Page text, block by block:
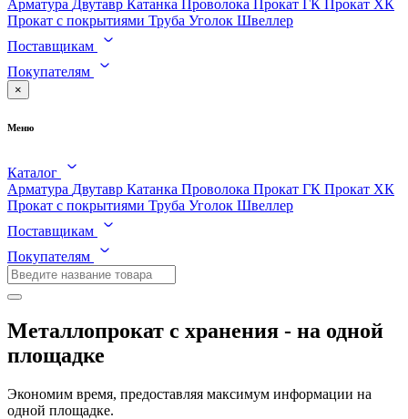
Арматура Двутавр Катанка Проволока Прокат ГК Прокат ХК
Прокат с покрытиями Труба Уголок Швеллер
Поставщикам
Покупателям
×
Меню
Каталог
Арматура Двутавр Катанка Проволока Прокат ГК Прокат ХК
Прокат с покрытиями Труба Уголок Швеллер
Поставщикам
Покупателям
Металлопрокат с хранения - на одной
площадке
Экономим время, предоставляя максимум информации на
одной площадке.